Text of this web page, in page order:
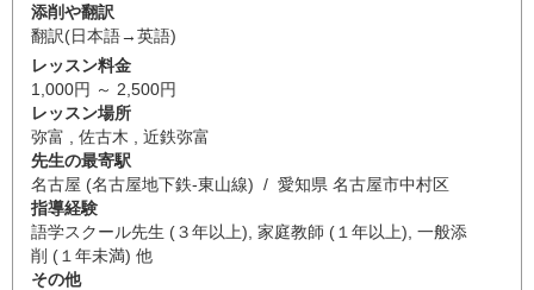
添削や翻訳
翻訳(日本語→英語)
レッスン料金
1,000円 ～ 2,500円
レッスン場所
弥富 , 佐古木 , 近鉄弥富
先生の最寄駅
名古屋 (名古屋地下鉄-東山線) / 愛知県 名古屋市中村区
指導経験
語学スクール先生 (３年以上), 家庭教師 (１年以上), 一般添
削 (１年未満) 他
その他